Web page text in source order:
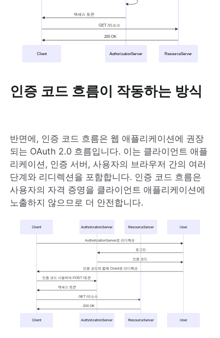
인증 코드 흐름이 작동하는 방식
반면에, 인증 코드 흐름은 웹 애플리케이션에 권장
되는 OAuth 2.0 흐름입니다. 이는 클라이언트 애플
리케이션, 인증 서버, 사용자의 브라우저 간의 여러
단계와 리디렉션을 포함합니다. 인증 코드 흐름은
사용자의 자격 증명을 클라이언트 애플리케이션에
노출하지 않으므로 더 안전합니다.